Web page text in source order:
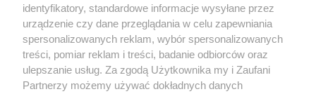
europejskiego kraju. W
Polsce nosi je zaledwie 3
kobiety
identyfikatory, standardowe informacje wysyłane przez
urządzenie czy dane przeglądania w celu zapewniania
spersonalizowanych reklam, wybór spersonalizowanych
treści, pomiar reklam i treści, badanie odbiorców oraz
ulepszanie usług. Za zgodą Użytkownika my i Zaufani
Partnerzy możemy używać dokładnych danych